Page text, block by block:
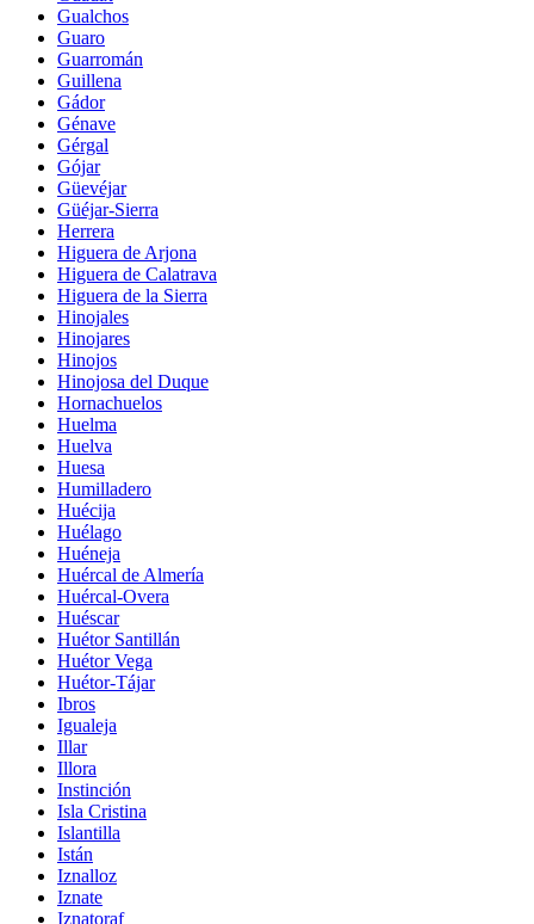
Gualchos
Guaro
Guarromán
Guillena
Gádor
Génave
Gérgal
Gójar
Güevéjar
Güéjar-Sierra
Herrera
Higuera de Arjona
Higuera de Calatrava
Higuera de la Sierra
Hinojales
Hinojares
Hinojos
Hinojosa del Duque
Hornachuelos
Huelma
Huelva
Huesa
Humilladero
Huécija
Huélago
Huéneja
Huércal de Almería
Huércal-Overa
Huéscar
Huétor Santillán
Huétor Vega
Huétor-Tájar
Ibros
Igualeja
Illar
Illora
Instinción
Isla Cristina
Islantilla
Istán
Iznalloz
Iznate
Iznatoraf